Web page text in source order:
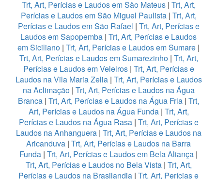
Trt, Art, Perícias e Laudos em São Mateus | Trt, Art,
Perícias e Laudos em São Miguel Paulista| Trt, Art,
Perícias e Laudos em São Rafael | Trt, Art, Perícias e
Laudos em Sapopemba | Trt, Art, Perícias e Laudos
em Siciliano | Trt, Art, Perícias e Laudos em Sumare |
Trt, Art, Perícias e Laudos em Sumarezinho| Trt, Art,
Perícias e Laudos em Veleiros| Trt, Art, Perícias e
Laudos na Vila Maria Zelia| Trt, Art, Perícias e Laudos
na Aclimação| Trt, Art, Perícias e Laudos na Água
Branca | Trt, Art, Perícias e Laudos na Água Fria | Trt,
Art, Perícias e Laudos na Água Funda| Trt, Art,
Perícias e Laudos na Água Rasa | Trt, Art, Perícias e
Laudos na Anhanguera| Trt, Art, Perícias e Laudos na
Aricanduva | Trt, Art, Perícias e Laudos na Barra
Funda | Trt, Art, Perícias e Laudos em Bela Aliança |
Trt, Art, Perícias e Laudos no Bela Vista| Trt, Art,
Perícias e Laudos na Brasilandia | Trt, Art, Perícias e